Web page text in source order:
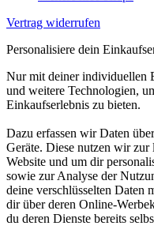
Vertrag widerrufen
Personalisiere dein
Nur mit deiner individuellen
und weitere Technologien,
Einkaufserlebnis zu bieten.
Dazu erfassen wir Daten
Geräte. Diese nutzen wir
Website und um dir
sowie zur Analyse der
deine verschlüsselten Daten
dir über deren Online-
du deren Dienste bereits